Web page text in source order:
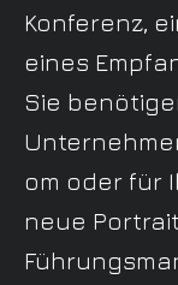
Konferenz,
eines
Sie
om oder für
neue